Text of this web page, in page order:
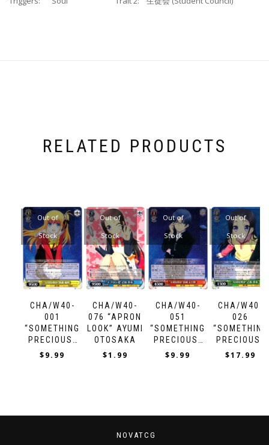
RELATED PRODUCTS
CHA/W40-
001
“SOMETHING
PRECIOUS”
YUSA
Out of
Stock
$9.99
CHA/W40-
076 “APRON
LOOK” AYUMI
OTOSAKA
Out of
Stock
$1.99
CHA/W40-
051
“SOMETHING
PRECIOUS”
JOUJIROU
Out of
Stock
$9.99
CHA/W40-
026
“SOMETHING
PRECIOUS”
AYUMI
Out of
Stock
$17.99
NOVATCG